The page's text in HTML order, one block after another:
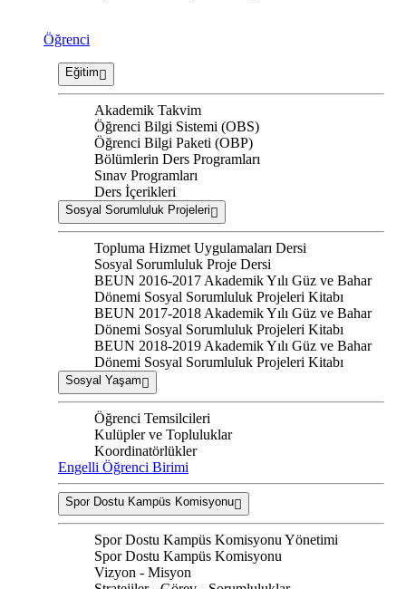
Öğrenci
Eğitim
Akademik Takvim
Öğrenci Bilgi Sistemi (OBS)
Öğrenci Bilgi Paketi (OBP)
Bölümlerin Ders Programları
Sınav Programları
Ders İçerikleri
Sosyal Sorumluluk Projeleri
Topluma Hizmet Uygulamaları Dersi
Sosyal Sorumluluk Proje Dersi
BEUN 2016-2017 Akademik Yılı Güz ve Bahar
Dönemi Sosyal Sorumluluk Projeleri Kitabı
BEUN 2017-2018 Akademik Yılı Güz ve Bahar
Dönemi Sosyal Sorumluluk Projeleri Kitabı
BEUN 2018-2019 Akademik Yılı Güz ve Bahar
Dönemi Sosyal Sorumluluk Projeleri Kitabı
Sosyal Yaşam
Öğrenci Temsilcileri
Kulüpler ve Topluluklar
Koordinatörlükler
Engelli Öğrenci Birimi
Spor Dostu Kampüs Komisyonu
Spor Dostu Kampüs Komisyonu Yönetimi
Spor Dostu Kampüs Komisyonu
Vizyon - Misyon